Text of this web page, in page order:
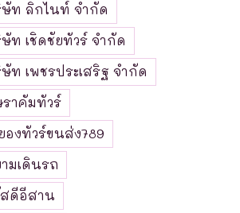
ษัท ลิกไนท์ จำกัด
ษัท เชิดชัยทัวร์ จำกัด
ท เพชรประเสริฐ จำกัด
ราคัมทัวร์
องทัวร์ขนส่ง789
มเดินรถ
สดีอีสาน